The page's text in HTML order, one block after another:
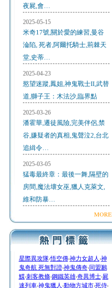
夜屍,會…
2025-05-15
米奇17號,關於愛的練習,曼谷
淪陷, 死者,阿爾托騎士,荊棘天
堂,史蒂…
2025-04-23
慾望迷蹤,鳳姐,神鬼戰士II,武替
道,獅子王：木法沙,臨界點
2025-03-26
潘霍華,遷徒風險,完美伴侶,禁
谷,嫌疑者的真相,鬼聲泣2,台北
追緝令…
2025-03-05
猛毒最終章：最後一舞,隔壁的
房間,魔法壞女巫,獵人克萊文,
維和防暴…
MORE
星際異攻隊‧悟空傳‧神力女超人 ‧神
鬼奇航 死無對證‧神鬼傳奇‧同盟鶼
鰈‧刺客教條‧鋼鐵英雄‧奇異博士‧屍
速列車‧神鬼獵人 ‧動物方城市‧死侍‧